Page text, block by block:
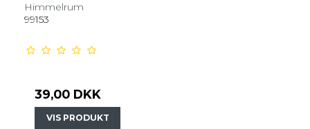
Himmelrum
99153
39,00 DKK
VIS PRODUKT